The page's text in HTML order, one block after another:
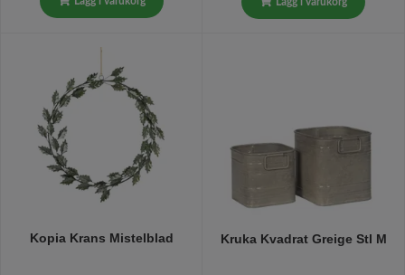
Kopia Krans Mistelblad Kruka Kvadrat Greige Stl M